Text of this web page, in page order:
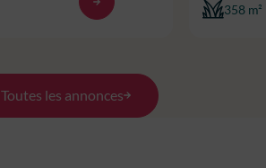
358 m²
Toutes les annonces